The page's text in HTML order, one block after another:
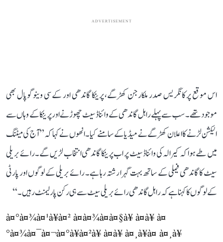
ADVERTISEMENT
اس موقع پر کانگریس صدر ملکارجن کھڑگے، پرینکا گاندھی اور کے سی وینوگوپال بھی
موجود تھے۔ سب سے پہلے راہل گاندھی کے وائناڈ سیٹ چھوڑنے اور پرینکا کے وہاں سے
الیکشن لڑنے کا اعلان کھڑگے نے میڈیا کے سامنے کیا۔ انھوں نے کہا کہ ’’آج کی میٹنگ
میں طے ہوا کہ کیرالہ کی وائناڈ سیٹ پر اب پرینکا گاندھی انتخاب لڑیں گے۔ رائے بریلی
سیٹ کا گاندھی فیملی کے ساتھ بہت گہرا رشتہ رہا ہے۔ رائے بریلی کے لوگوں اور پارٹی
کے لوگوں کا کہنا ہے کہ راہل گاندھی رائے بریلی سیٹ سے ہی رکن پارلیمنٹ رہیں۔‘‘
à¤°à¤¾à¤¹à¥à¤² à¤à¤¾à¤à¤§à¥ à¤à¥ à¤
°à¤¾à¤¯à¤¬à¤°à¥à¤²à¥ à¤à¥ à¤¸à¥à¤ à¤¸à¥